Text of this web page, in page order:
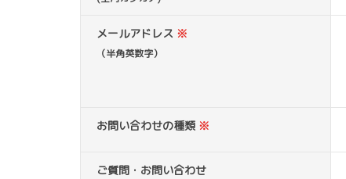
メールアドレス ※
（半角英数字）
お問い合わせの種類 ※
ご質問・お問い合わせ